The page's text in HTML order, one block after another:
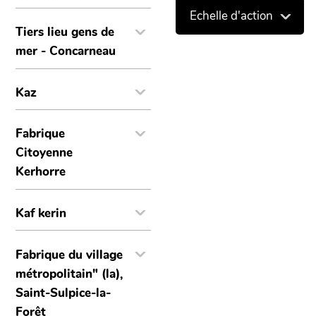
Echelle d'action
Tiers lieu gens de
mer - Concarneau
Kaz
Fabrique
Citoyenne
Kerhorre
Kaf kerin
Fabrique du village
métropolitain" (la),
Saint-Sulpice-la-
Forêt